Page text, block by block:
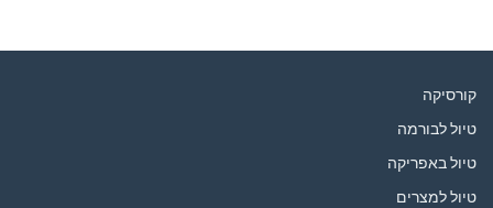
קורסיקה
טיול לבורמה
טיול באפריקה
טיול למצרים